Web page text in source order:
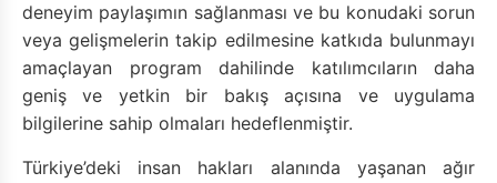
deneyim paylaşımın sağlanması ve bu konudaki sorun
veya gelişmelerin takip edilmesine katkıda bulunmayı
amaçlayan program dahilinde katılımcıların daha
geniş ve yetkin bir bakış açısına ve uygulama
bilgilerine sahip olmaları hedeflenmiştir.
Türkiye’deki insan hakları alanında yaşanan ağır